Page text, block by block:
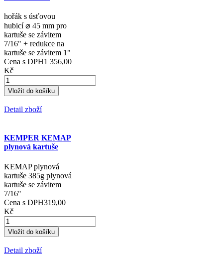
Detail zboží
KEMPER hořák
VALVOLATO s
hubicí 45 mm
hořák s úsťovou
7/16" + redukce na
kartuše se závitem 1"
Kč
Detail zboží
KEMPER KEMAP
plynová kartuše